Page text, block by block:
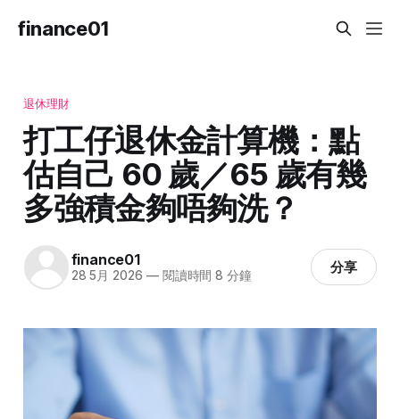
finance01
退休理財
打工仔退休金計算機：點
估自己 60 歲／65 歲有幾
多強積金夠唔夠洗？
finance01
28 5月 2026 —閱讀時間 8 分鐘 分享